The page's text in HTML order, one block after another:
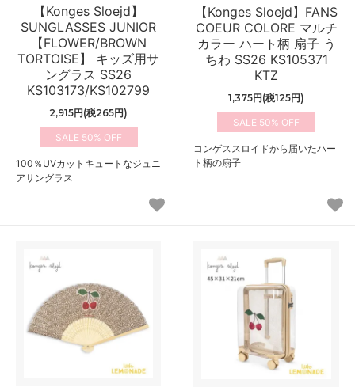
【Konges Sloejd】
SUNGLASSES JUNIOR
【FLOWER/BROWN
TORTOISE】 キッズ用サ
ングラス SS26
KS103173/KS102799
2,915円(税265円)
50%
100％UVカットキュートなジュニ
アサングラス
【Konges Sloejd】FANS
COEUR COLORE マルチ
カラー ハート柄 扇子 う
ちわ SS26 KS105371
KTZ
1,375円(税125円)
50%
コンゲススロイドから届いたハー
ト柄の扇子